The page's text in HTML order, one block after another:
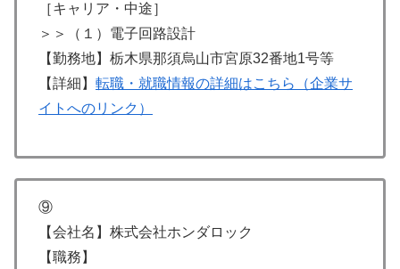
［キャリア・中途］
＞＞（１）電子回路設計
【勤務地】栃木県那須烏山市宮原32番地1号等
【詳細】 転職・就職情報の詳細はこちら（企業サ
イトへのリンク）
⑨
【会社名】株式会社ホンダロック
【職務】